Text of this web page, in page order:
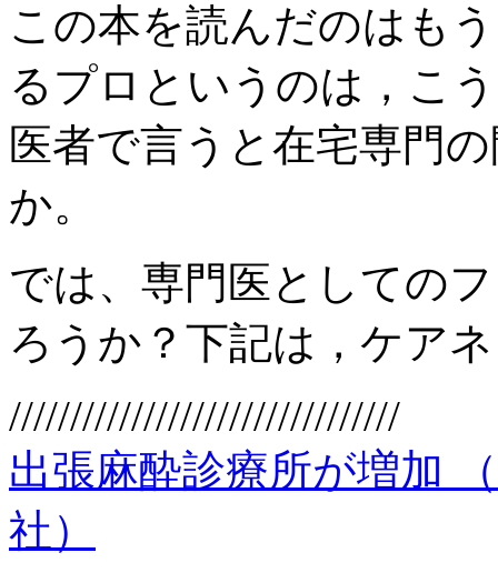
この本を読んだのはも
るプロというのは，こ
医者で言うと在宅専門
か。
では、専門医としての
ろうか？下記は，ケア
////////////////////////////////
出張麻酔診療所が増加
社）